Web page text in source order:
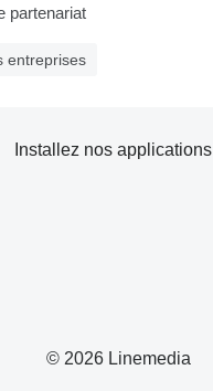
partenariat
entreprises
© 2026 Linemedia
Installez nos applications